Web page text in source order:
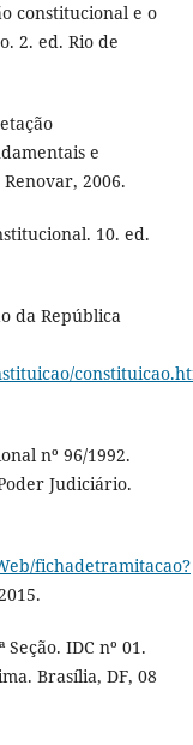
constitucional e o
2. ed. Rio de
e
2006.
10. ed.
da República
nº 96/1992.
Judiciário.
fichadetramitacao?
IDC nº 01.
Brasília, DF, 08